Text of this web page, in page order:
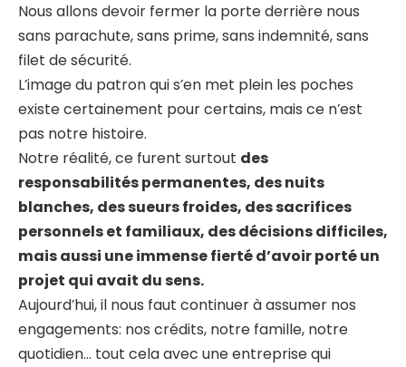
Nous allons devoir fermer la porte derrière nous
sans parachute, sans prime, sans indemnité, sans
filet de sécurité.
L’image du patron qui s’en met plein les poches
existe certainement pour certains, mais ce n’est
pas notre histoire.
Notre réalité, ce furent surtout des
responsabilités permanentes, des nuits
blanches, des sueurs froides, des sacrifices
personnels et familiaux, des décisions difficiles,
mais aussi une immense fierté d’avoir porté un
projet qui avait du sens.
Aujourd’hui, il nous faut continuer à assumer nos
engagements: nos crédits, notre famille, notre
quotidien… tout cela avec une entreprise qui